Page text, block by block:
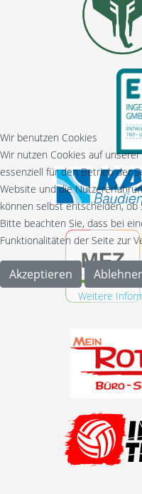
Wir benutzen Cookies
Wir nutzen Cookies auf
essenziell für den Betrieb der
Website und die
können selbst entscheiden, ob
Bitte beachten Sie, dass bei
Funktionalitäten der Seite zur
Akzeptieren
Weitere